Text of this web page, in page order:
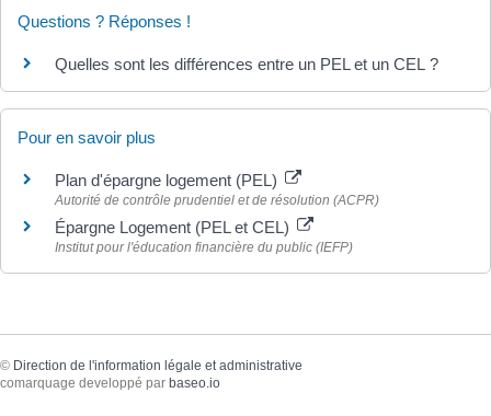
Questions ? Réponses !
Quelles sont les différences entre un PEL et un CEL ?
Pour en savoir plus
Plan d'épargne logement (PEL)
Autorité de contrôle prudentiel et de résolution (ACPR)
Épargne Logement (PEL et CEL)
Institut pour l'éducation financière du public (IEFP)
© Direction de l'information légale et administrative
comarquage developpé par baseo.io